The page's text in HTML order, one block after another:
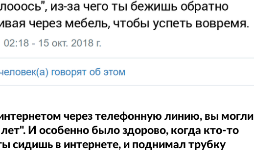
через телефонную линию, вы могли
И особенно было здорово, когда кто-то
сидишь в интернете, и поднимал трубку